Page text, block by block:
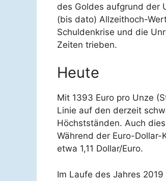
des Goldes aufgrund der
(bis dato) Allzeithoch-
Schuldenkrise und die
Zeiten trieben.
Heute
Mit 1393 Euro pro Unze
Linie auf den derzeit
Höchstständen. Auch
Während der Euro-
etwa 1,11 Dollar/Euro.
Im Laufe des Jahres